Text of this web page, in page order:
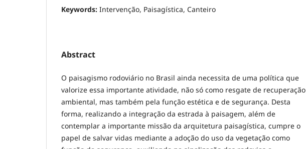
Keywords: Intervenção, Paisagística, Canteiro
Abstract
O paisagismo rodoviário no Brasil ainda necessita de uma política que
valorize essa importante atividade, não só como resgate de recuperação
ambiental, mas também pela função estética e de segurança. Desta
forma, realizando a integração da estrada à paisagem, além de
contemplar a importante missão da arquitetura paisagística, cumpre o
papel de salvar vidas mediante a adoção do uso da vegetação como